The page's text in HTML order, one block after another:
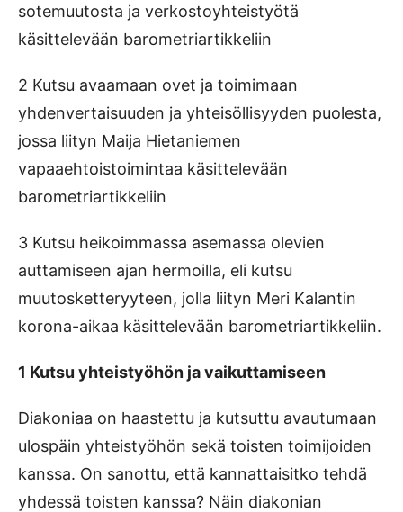
sotemuutosta ja verkostoyhteistyötä
käsittelevään barometriartikkeliin
2 Kutsu avaamaan ovet ja toimimaan
yhdenvertaisuuden ja yhteisöllisyyden puolesta,
jossa liityn Maija Hietaniemen
vapaaehtoistoimintaa käsittelevään
barometriartikkeliin
3 Kutsu heikoimmassa asemassa olevien
auttamiseen ajan hermoilla, eli kutsu
muutosketteryyteen, jolla liityn Meri Kalantin
korona-aikaa käsittelevään barometriartikkeliin.
1 Kutsu yhteistyöhön ja vaikuttamiseen
Diakoniaa on haastettu ja kutsuttu avautumaan
ulospäin yhteistyöhön sekä toisten toimijoiden
kanssa. On sanottu, että kannattaisitko tehdä
yhdessä toisten kanssa? Näin diakonian